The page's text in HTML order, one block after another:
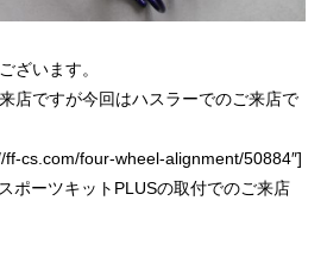
ざいます。
店ですが今回はハスラーでのご来店で
ff-cs.com/four-wheel-alignment/50884″]
ポーツキットPLUSの取付でのご来店